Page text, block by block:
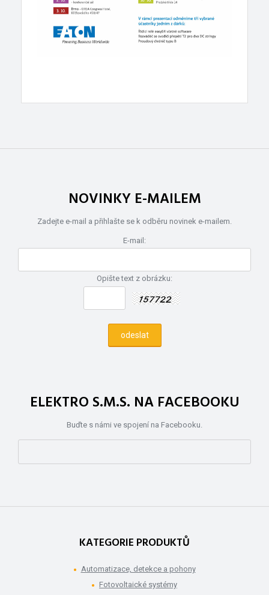
NOVINKY E-MAILEM
Zadejte e-mail a přihlašte se k odběru novinek e-mailem.
E-mail:
Opište text z obrázku:
ELEKTRO S.M.S. NA FACEBOOKU
Buďte s námi ve spojení na Facebooku.
KATEGORIE PRODUKTŮ
Automatizace, detekce a pohony
Fotovoltaické systémy